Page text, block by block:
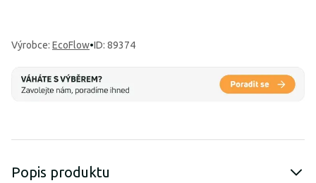
Výrobce: EcoFlow•ID: 89374
Popis produktu